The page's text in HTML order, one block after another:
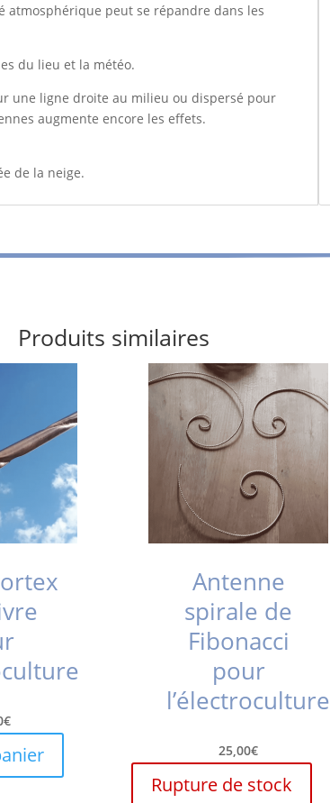
peut se répandre dans les
du lieu et la météo.
une ligne droite au milieu ou dispersé pour
augmente encore les effets.
de la neige.
Produits similaires
€
Antenne
spirale de
Fibonacci
pour
l’électroculture
25,00€
Rupture de stock